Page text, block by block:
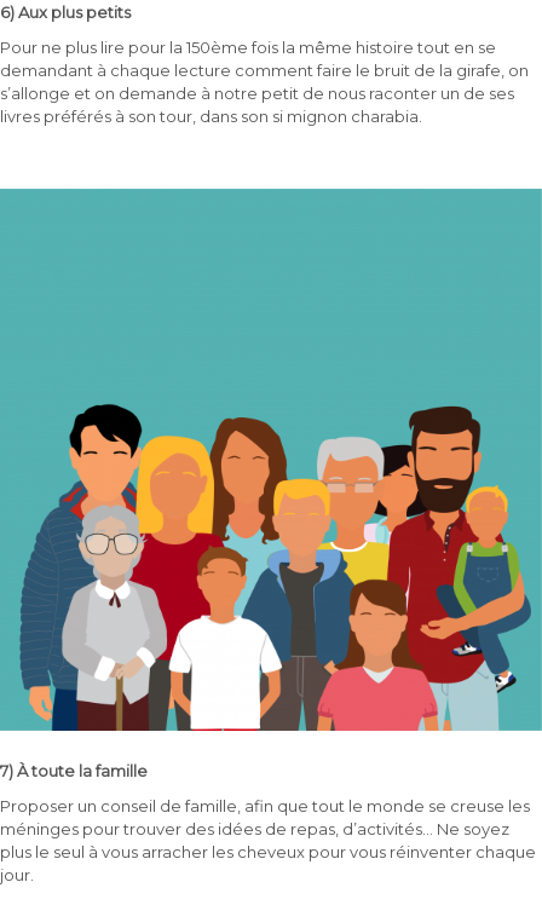
6) Aux plus petits
Pour ne plus lire pour la 150ème fois la même histoire tout en se
demandant à chaque lecture comment faire le bruit de la girafe, on
s’allonge et on demande à notre petit de nous raconter un de ses
livres préférés à son tour, dans son si mignon charabia.
7) À toute la famille
Proposer un conseil de famille, afin que tout le monde se creuse les
méninges pour trouver des idées de repas, d’activités… Ne soyez
plus le seul à vous arracher les cheveux pour vous réinventer chaque
jour.